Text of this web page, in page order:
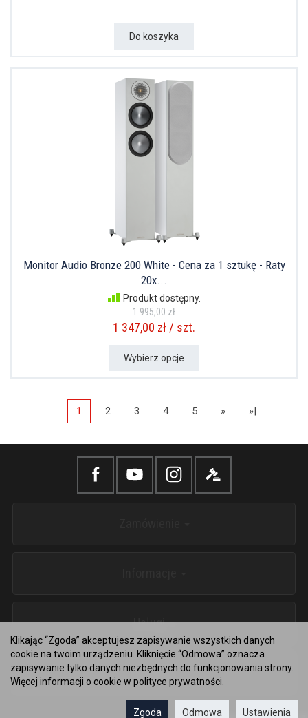
Do koszyka
Monitor Audio Bronze 200 White - Cena za 1 sztukę - Raty
20x...
Produkt dostępny.
1 995,00 zł
1 347,00 zł / szt.
Wybierz opcje
1 2 3 4 5 » »|
Usługi
Kontakt
Klikając “Zgoda” akceptujesz zapisywanie wszystkich danych
cookie na twoim urządzeniu. Kliknięcie “Odmowa” oznacza
zapisywanie tylko danych niezbędnych do funkcjonowania strony.
Więcej informacji o cookie w polityce prywatności
Ustawienia
Odmowa
Zgoda